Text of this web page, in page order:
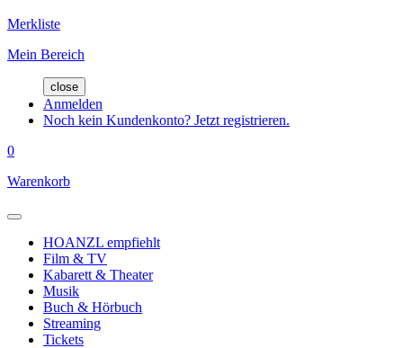
Merkliste
Mein Bereich
close
Anmelden
Noch kein Kundenkonto? Jetzt registrieren.
0
Warenkorb
HOANZL empfiehlt
Film & TV
Kabarett & Theater
Musik
Buch & Hörbuch
Streaming
Tickets